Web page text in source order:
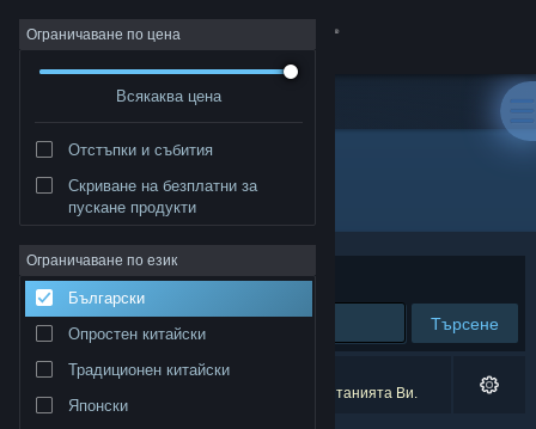
Вписване
Относно
Поддръжка
Смяна на езика
Ограничаване по цена
Всякаква цена
Отстъпки и събития
Скриване на безплатни за
пускане продукти
Ограничаване по език
Български
Опростен китайски
Традиционен китайски
Японски
Разработчик: Новый Диск
Сортиране по Съответстване
Търсене
0 резултата съответстват на търсенето Ви.
1 заглавие беше изключено спрямо предпочитанията Ви.